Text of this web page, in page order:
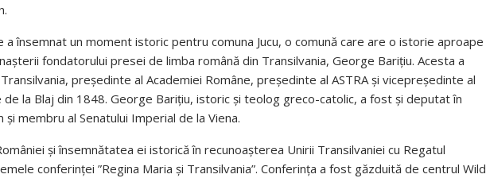
a însemnat un moment istoric pentru comuna Jucu, o comună care are o istorie aproape
fondatorului presei de limba română din Transilvania, George Barițiu. Acesta a
președinte al Academiei Române, președinte al ASTRA și vicepreședinte al
de la Blaj din 1848. George Barițiu, istoric și teolog greco-catolic, a fost și deputat în
membru al Senatului Imperial de la Viena.
și însemnătatea ei istorică în recunoașterea Unirii Transilvaniei cu Regatul
conferinței ”Regina Maria și Transilvania”. Conferința a fost găzduită de centrul Wild